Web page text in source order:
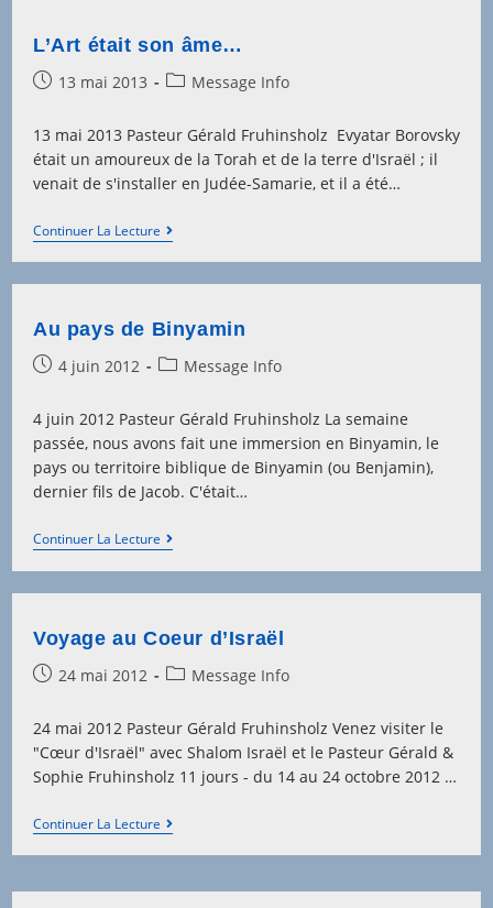
L’Art était son âme…
Post13 mai 2013
PostMessage Info
13 mai 2013 Pasteur Gérald Fruhinsholz Evyatar Borovsky
était un amoureux de la Torah et de la terre d'Israël ; il
venait de s'installer en Judée-Samarie, et il a été…
Continuer La LectureL’Art
Était
Son
Âme…
Au pays de Binyamin
Post4 juin 2012
PostMessage Info
4 juin 2012 Pasteur Gérald Fruhinsholz La semaine
passée, nous avons fait une immersion en Binyamin, le
pays ou territoire biblique de Binyamin (ou Benjamin),
dernier fils de Jacob. C'était…
Continuer La LectureAu
Pays
De
Binyamin
Voyage au Coeur d’Israël
Post24 mai 2012
PostMessage Info
24 mai 2012 Pasteur Gérald Fruhinsholz Venez visiter le
"Cœur d'Israël" avec Shalom Israël et le Pasteur Gérald &
Sophie Fruhinsholz 11 jours - du 14 au 24 octobre 2012 …
Continuer La LectureVoyage
Au
Coeur